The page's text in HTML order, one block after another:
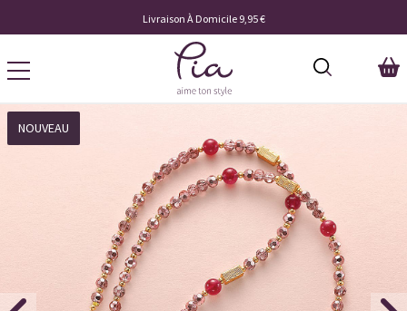
Livraison À Domicile 9,95 €
NOUVEAU